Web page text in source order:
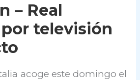
– Real
televisión
acoge este domingo el